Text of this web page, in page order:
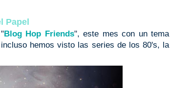
Papel
Blog Hop Friends", este mes con un tema
hemos visto las series de los 80's, la